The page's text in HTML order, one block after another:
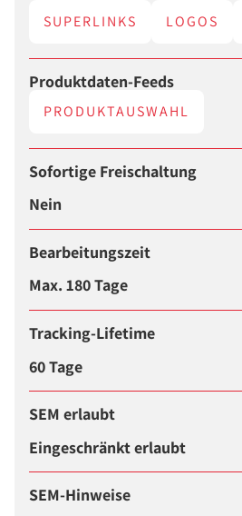
SUPERLINKS LOGOS
Produktdaten-Feeds
PRODUKTAUSWAHL
Sofortige Freischaltung
Nein
Bearbeitungszeit
Max. 180 Tage
Tracking-Lifetime
60 Tage
SEM erlaubt
Eingeschränkt erlaubt
SEM-Hinweise